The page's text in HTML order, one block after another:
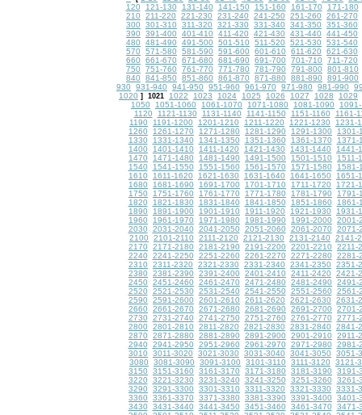
120
121-130 131-140 141-150 151-160 161-170
171-180
210
211-220 221-230 231-240 241-250 251-260
261-270
300
301-310 311-320 321-330 331-340 341-350
351-360
390
391-400 401-410 411-420 421-430 431-440
441-450
480
481-490 491-500 501-510 511-520 521-530
531-540
570
571-580 581-590 591-600 601-610 611-620
621-630
660
661-670 671-680 681-690 691-700 701-710
711-720
750
751-760 761-770 771-780 781-790 791-800
801-810
840
841-850 851-860 861-870 871-880 881-890
891-900
930
931-940 941-950 951-960 961-970 971-980 981-990
1020 ] 1021 1022 1023 1024 1025 1026 1027 1028
1029
1050
1051-1060 1061-1070 1071-1080 1081-1090
1120
1121-1130 1131-1140 1141-1150 1151-1160
1161-
1190
1191-1200 1201-1210 1211-1220 1221-1230
1231-
1260
1261-1270 1271-1280 1281-1290 1291-1300
1301-
1330
1331-1340 1341-1350 1351-1360 1361-1370
1371-
1400
1401-1410 1411-1420 1421-1430 1431-1440
1441-
1470
1471-1480 1481-1490 1491-1500 1501-1510
1511-
1540
1541-1550 1551-1560 1561-1570 1571-1580
1581-
1610
1611-1620 1621-1630 1631-1640 1641-1650
1651-
1680
1681-1690 1691-1700 1701-1710 1711-1720
1721-
1750
1751-1760 1761-1770 1771-1780 1781-1790
1791-
1820
1821-1830 1831-1840 1841-1850 1851-1860
1861-
1890
1891-1900 1901-1910 1911-1920 1921-1930
1931-
1960
1961-1970 1971-1980 1981-1990 1991-2000
2001-
2030
2031-2040 2041-2050 2051-2060 2061-2070
2071-
2100
2101-2110 2111-2120 2121-2130 2131-2140
2141-
2170
2171-2180 2181-2190 2191-2200 2201-2210
2211-
2240
2241-2250 2251-2260 2261-2270 2271-2280
2281-
2310
2311-2320 2321-2330 2331-2340 2341-2350
2351-
2380
2381-2390 2391-2400 2401-2410 2411-2420
2421-
2450
2451-2460 2461-2470 2471-2480 2481-2490
2491-
2520
2521-2530 2531-2540 2541-2550 2551-2560
2561-
2590
2591-2600 2601-2610 2611-2620 2621-2630
2631-
2660
2661-2670 2671-2680 2681-2690 2691-2700
2701-
2730
2731-2740 2741-2750 2751-2760 2761-2770
2771-
2800
2801-2810 2811-2820 2821-2830 2831-2840
2841-
2870
2871-2880 2881-2890 2891-2900 2901-2910
2911-
2940
2941-2950 2951-2960 2961-2970 2971-2980
2981-
3010
3011-3020 3021-3030 3031-3040 3041-3050
3051-
3080
3081-3090 3091-3100 3101-3110 3111-3120
3121-
3150
3151-3160 3161-3170 3171-3180 3181-3190
3191-
3220
3221-3230 3231-3240 3241-3250 3251-3260
3261-
3290
3291-3300 3301-3310 3311-3320 3321-3330
3331-
3360
3361-3370 3371-3380 3381-3390 3391-3400
3401-
3430
3431-3440 3441-3450 3451-3460 3461-3470
3471-